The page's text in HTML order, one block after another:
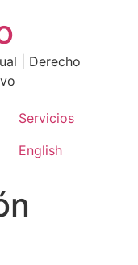
| Derecho
Servicios
English